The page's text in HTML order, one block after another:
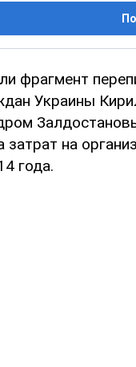
фрагмент
Украины
на
года.